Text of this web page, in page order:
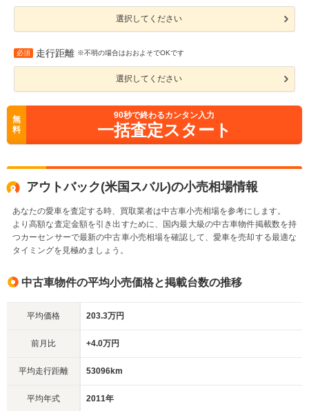
選択してください
必須 走行距離 ※不明の場合はおおよそでOKです
選択してください
無
料
90秒で終わるカンタン入力
一括査定スタート
アウトバック(米国スバル)の小売相場情報
あなたの愛車を査定する時、買取業者は中古車小売相場を参考にします。
より高額な査定金額を引き出すために、国内最大級の中古車物件掲載数を持
つカーセンサーで最新の中古車小売相場を確認して、愛車を売却する最適な
タイミングを見極めましょう。
中古車物件の平均小売価格と掲載台数の推移
平均価格 203.3万円
前月比 +4.0万円
平均走行距離 53096km
平均年式 2011年